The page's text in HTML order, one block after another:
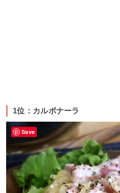
1位：カルボナーラ
Save